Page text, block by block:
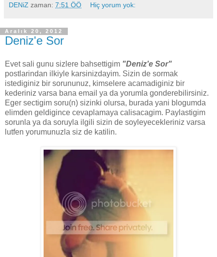
DENiZ zaman: 7:51 ÖÖ Hiç yorum yok:
Aralık 20, 2012
Deniz'e Sor
Evet sali gunu sizlere bahsettigim "Deniz'e Sor"
postlarindan ilkiyle karsinizdayim. Sizin de sormak
istediginiz bir sorununuz, kimselere acamadiginiz bir
kederiniz varsa bana email ya da yorumla gonderebilirsiniz.
Eger sectigim soru(n) sizinki olursa, burada yani blogumda
elimden geldigince cevaplamaya calisacagim. Paylastigim
sorunla ya da soruyla ilgili sizin de soyleyecekleriniz varsa
lutfen yorumunuzla siz de katilin.